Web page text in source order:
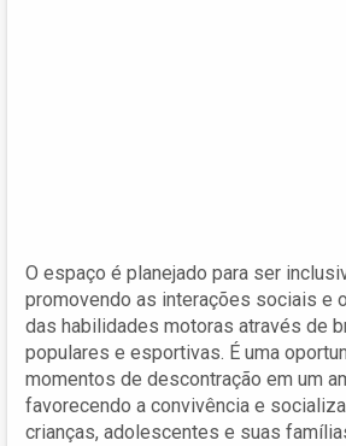
O espaço é planejado para ser
promovendo as interações sociais e
das habilidades motoras através de
populares e esportivas. É uma
momentos de descontração em um
favorecendo a convivência e
crianças, adolescentes e suas